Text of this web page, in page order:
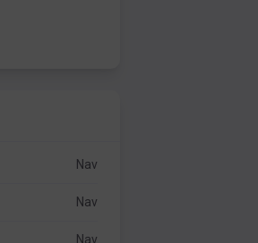
Nav
Nav
Nav